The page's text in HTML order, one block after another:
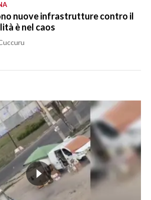
nuove infrastrutture contro il
è nel caos